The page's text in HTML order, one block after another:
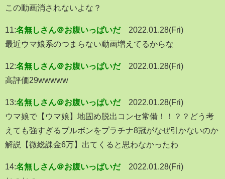
この動画消されないよな？
11:名無しさん＠お腹いっぱいだ
2022.01.28(Fri)
最近ウマ娘系のつまらない動画増えてるからな
12:名無しさん＠お腹いっぱいだ
2022.01.28(Fri)
高評価29wwwww
13:名無しさん＠お腹いっぱいだ
2022.01.28(Fri)
ウマ娘で【ウマ娘】地固め脱出コンセ常備！！？？どう考
えても強すぎるブルボンをプラチナ8冠がなぜ引かないのか
解説【微総課金6万】出てくると思わなかったわ
14:名無しさん＠お腹いっぱいだ
2022.01.28(Fri)